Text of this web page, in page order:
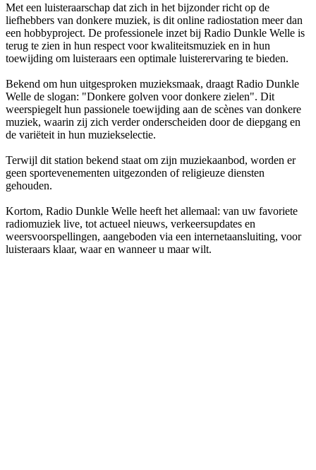
Met een luisteraarschap dat zich in het bijzonder richt op de
liefhebbers van donkere muziek, is dit online radiostation meer dan
een hobbyproject. De professionele inzet bij Radio Dunkle Welle is
terug te zien in hun respect voor kwaliteitsmuziek en in hun
toewijding om luisteraars een optimale luisterervaring te bieden.
Bekend om hun uitgesproken muzieksmaak, draagt Radio Dunkle
Welle de slogan: "Donkere golven voor donkere zielen". Dit
weerspiegelt hun passionele toewijding aan de scènes van donkere
muziek, waarin zij zich verder onderscheiden door de diepgang en
de variëteit in hun muziekselectie.
Terwijl dit station bekend staat om zijn muziekaanbod, worden er
geen sportevenementen uitgezonden of religieuze diensten
gehouden.
Kortom, Radio Dunkle Welle heeft het allemaal: van uw favoriete
radiomuziek live, tot actueel nieuws, verkeersupdates en
weersvoorspellingen, aangeboden via een internetaansluiting, voor
luisteraars klaar, waar en wanneer u maar wilt.